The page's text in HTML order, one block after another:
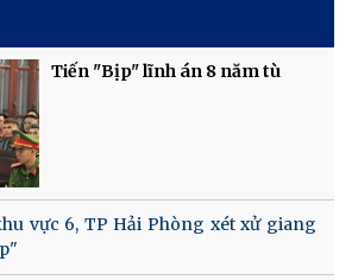
Tiến "Bịp" lĩnh án 8 năm tù
vực 6, TP Hải Phòng xét xử giang